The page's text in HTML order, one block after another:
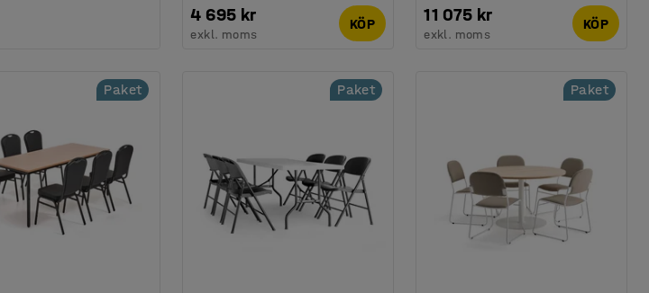
4 695 kr
exkl. moms
KÖP 11 075 kr
exkl. moms
KÖP
Paket Paket Paket